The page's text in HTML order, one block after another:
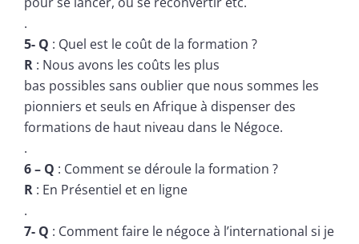
.
5- Q : Quel est le coût de la formation ?
R : Nous avons les coûts les plus
bas possibles sans oublier que nous sommes les
pionniers et seuls en Afrique à dispenser des
formations de haut niveau dans le Négoce.
.
6 – Q : Comment se déroule la formation ?
R : En Présentiel et en ligne
.
7- Q : Comment faire le négoce à l’international si je